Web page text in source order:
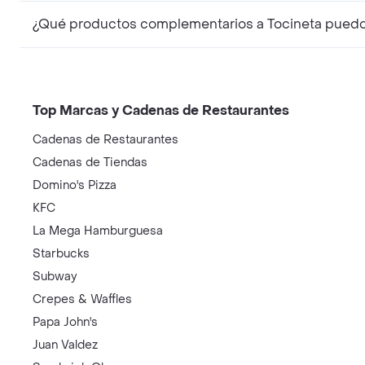
¿Qué productos complementarios a Tocineta
Top Marcas y Cadenas de Restaurantes
Cadenas de Restaurantes
Cadenas de Tiendas
Domino's Pizza
KFC
La Mega Hamburguesa
Starbucks
Subway
Crepes & Waffles
Papa John's
Juan Valdez